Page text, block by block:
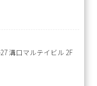
溝口マルテイビル 2F